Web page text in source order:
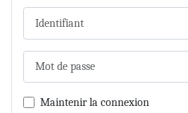
Maintenir la connexion